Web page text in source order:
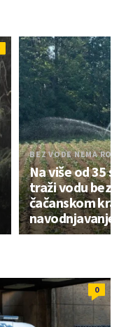
BEZ VODE NEMA
Na više od 35
traži vodu bez
čačanskom
navodnjavanje
0